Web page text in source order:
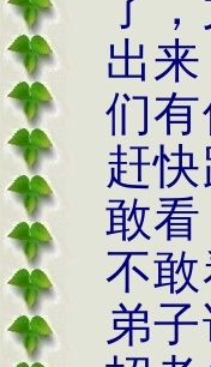
出
们
赶
敢
不
弟